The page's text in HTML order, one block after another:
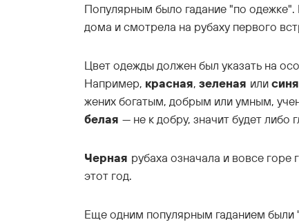
Популярным было гадание "по
дома и смотрела на рубаху первого
Цвет одежды должен был указать на
Например, красная, зеленая или
жених богатым, добрым или умным,
белая — не к добру, значит будет либо
Черная рубаха означала и вовсе горе
этот год.
Еще одним популярным гаданием были